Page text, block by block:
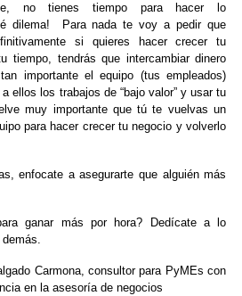
no tienes tiempo para hacer lo
dilema! Para nada te voy a pedir que
si quieres hacer crecer tu
tiempo, tendrás que intercambiar dinero
importante el equipo (tus empleados)
ellos los trabajos de “bajo valor” y usar tu
muy importante que tú te vuelvas un
para hacer crecer tu negocio y volverlo
enfocate a asegurarte que alguién más
ganar más por hora? Dedícate a lo
Carmona, consultor para PyMEs con
en la asesoría de negocios